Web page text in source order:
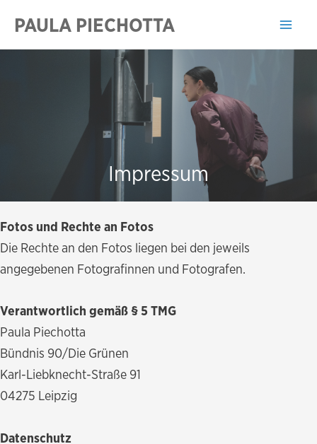
Inhalt
springen
PAULA PIECHOTTA
Impressum
Fotos und Rechte an Fotos
Die Rechte an den Fotos liegen bei den jeweils
angegebenen Fotografinnen und Fotografen.
Verantwortlich gemäß § 5 TMG
Paula Piechotta
Bündnis 90/Die Grünen
Karl-Liebknecht-Straße 91
04275 Leipzig
Datenschutz